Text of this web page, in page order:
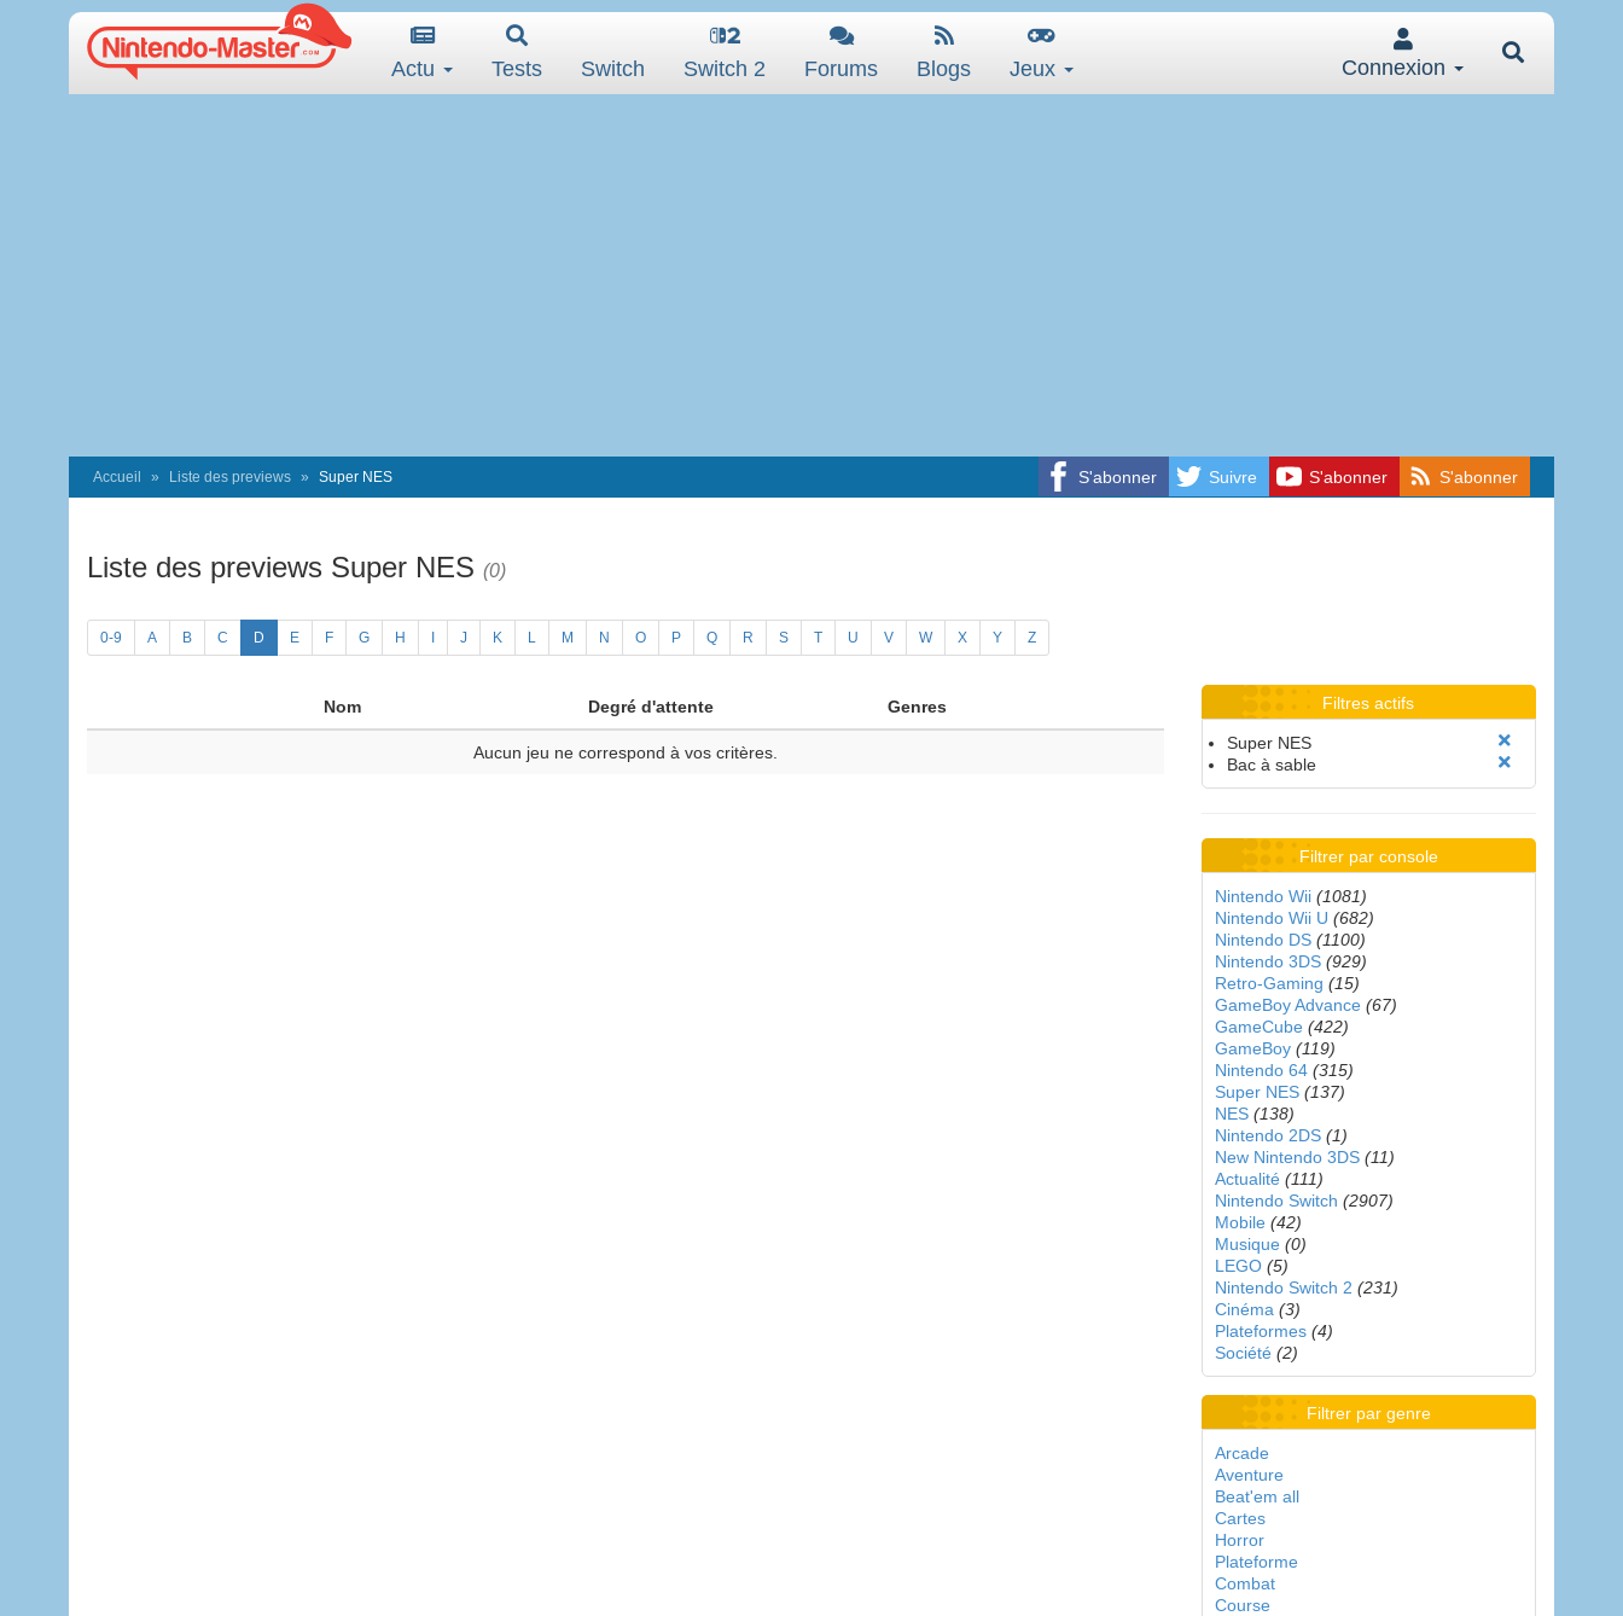
Actu Tests Switch Switch 2 Forums Blogs Jeux Connexion
S'abonner Suivre S'abonner S'abonner
Accueil Liste des previews Super NES
Liste des previews Super NES (0)
0-9 A B C D E F G H J K L M N O P Q R S T U V W X Y Z
Nom Degré d'attente Genres
Aucun jeu ne correspond à vos critères.
Filtres actifs
Super NES
Bac à sable
Filtrer par console
Nintendo Wii (1081)
Nintendo Wii U (682)
Nintendo DS (1100)
Nintendo 3DS (929)
Retro-Gaming (15)
GameBoy Advance (67)
GameCube (422)
GameBoy (119)
Nintendo 64 (315)
Super NES (137)
NES (138)
Nintendo 2DS (1)
New Nintendo 3DS (11)
Actualité (111)
Nintendo Switch (2907)
Mobile (42)
Musique (0)
LEGO (5)
Nintendo Switch 2 (231)
Cinéma (3)
Plateformes (4)
Société (2)
Filtrer par genre
Arcade
Aventure
Beat'em all
Cartes
Horror
Plateforme
Combat
Course